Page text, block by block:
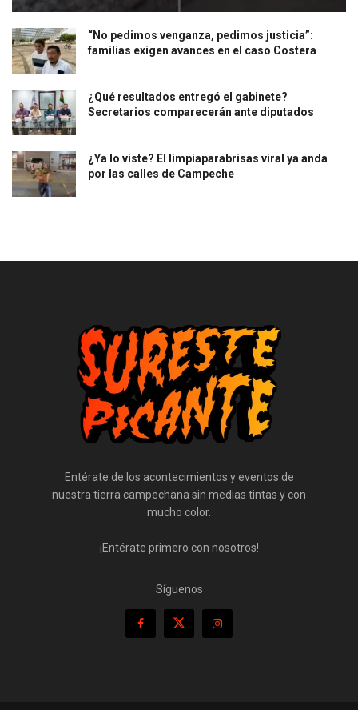
“No pedimos venganza, pedimos justicia”:
familias exigen avances en el caso Costera
¿Qué resultados entregó el gabinete?
Secretarios comparecerán ante diputados
¿Ya lo viste? El limpiaparabrisas viral ya anda
por las calles de Campeche
Entérate de los acontecimientos y eventos de
nuestra tierra campechana sin medias tintas y con
mucho color.
¡Entérate primero con nosotros!
Síguenos